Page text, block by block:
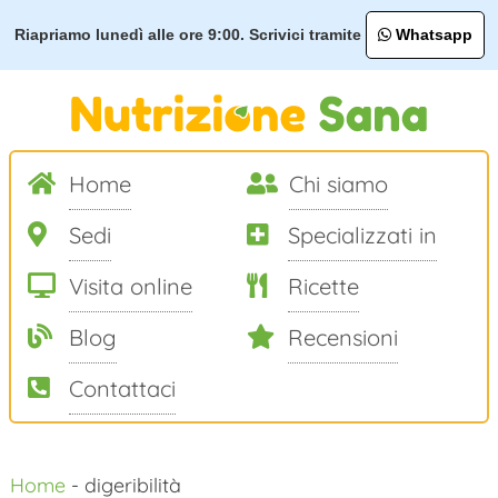
Riapriamo lunedì alle ore 9:00. Scrivici tramite Whatsapp
Home
Chi siamo
Sedi
Specializzati in
Visita online
Ricette
Blog
Recensioni
Contattaci
Home- digeribilità